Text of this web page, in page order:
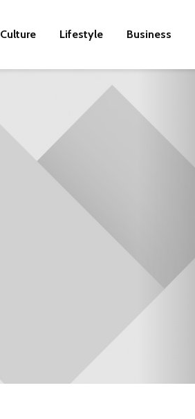
Culture Lifestyle Business